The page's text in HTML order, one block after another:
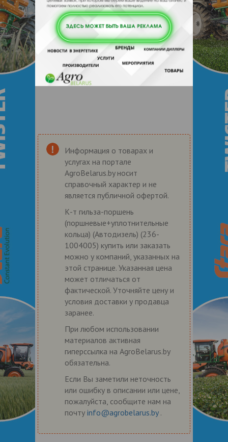
Информация о товарах и
услугах на портале
AgroBelarus.by носит
справочный характер и не
является публичной офертой.
К-т гильза-поршень
(поршневые+уплотнительные
кольца) (Автодизель) (236-
1004005) купить или заказать
можно у компаний, указанных на
этой странице. Указанная цена
может отличаться от
фактической. Уточняйте цену и
условия доставки у продавца
заранее.
При любом использовании
материалов активная
гиперссылка на AgroBelarus.by
обязательна.
Если Вы заметили неточность
или ошибку в описании или цене,
пожалуйста, сообщите нам на
почту info@agrobelarus.by .